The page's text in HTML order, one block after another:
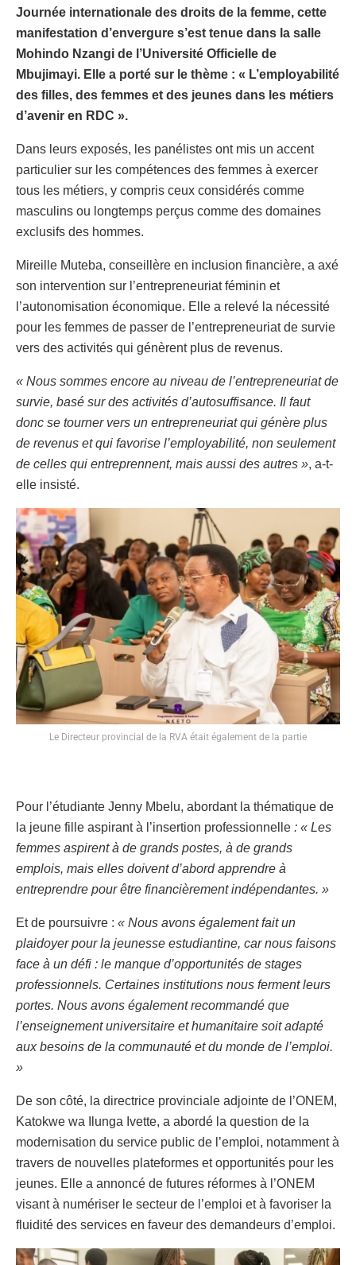
Journée internationale des droits de la femme, cette
manifestation d’envergure s’est tenue dans la salle
Mohindo Nzangi de l’Université Officielle de
Mbujimayi. Elle a porté sur le thème : « L’employabilité
des filles, des femmes et des jeunes dans les métiers
d’avenir en RDC ».
Dans leurs exposés, les panélistes ont mis un accent
particulier sur les compétences des femmes à exercer
tous les métiers, y compris ceux considérés comme
masculins ou longtemps perçus comme des domaines
exclusifs des hommes.
Mireille Muteba, conseillère en inclusion financière, a axé
son intervention sur l’entrepreneuriat féminin et
l’autonomisation économique. Elle a relevé la nécessité
pour les femmes de passer de l’entrepreneuriat de survie
vers des activités qui génèrent plus de revenus.
« Nous sommes encore au niveau de l’entrepreneuriat de
survie, basé sur des activités d’autosuffisance. Il faut
donc se tourner vers un entrepreneuriat qui génère plus
de revenus et qui favorise l’employabilité, non seulement
de celles qui entreprennent, mais aussi des autres », a-t-
elle insisté.
Le Directeur provincial de la RVA était également de la partie
Pour l’étudiante Jenny Mbelu, abordant la thématique de
la jeune fille aspirant à l’insertion professionnelle : « Les
femmes aspirent à de grands postes, à de grands
emplois, mais elles doivent d’abord apprendre à
entreprendre pour être financièrement indépendantes. »
Et de poursuivre : « Nous avons également fait un
plaidoyer pour la jeunesse estudiantine, car nous faisons
face à un défi : le manque d’opportunités de stages
professionnels. Certaines institutions nous ferment leurs
portes. Nous avons également recommandé que
l’enseignement universitaire et humanitaire soit adapté
aux besoins de la communauté et du monde de l’emploi.
»
De son côté, la directrice provinciale adjointe de l’ONEM,
Katokwe wa Ilunga Ivette, a abordé la question de la
modernisation du service public de l’emploi, notamment à
travers de nouvelles plateformes et opportunités pour les
jeunes. Elle a annoncé de futures réformes à l’ONEM
visant à numériser le secteur de l’emploi et à favoriser la
fluidité des services en faveur des demandeurs d’emploi.